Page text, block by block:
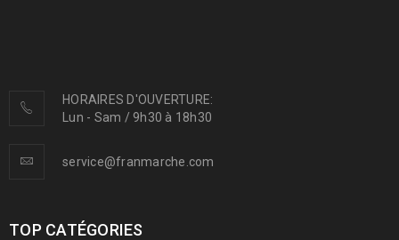
HORAIRES D'OUVERTURE:
Lun - Sam / 9h30 à 18h30
service@franmarche.com
TOP CATÉGORIES